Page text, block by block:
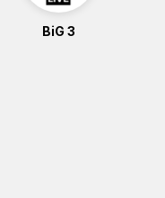
BiG 3